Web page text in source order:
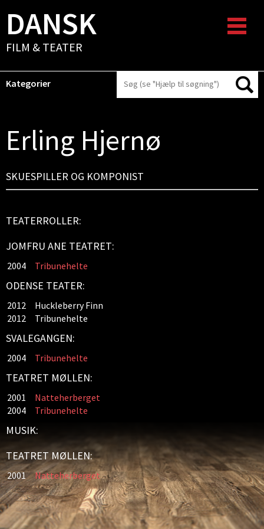
DANSK
FILM & TEATER
Kategorier
Erling Hjernø
SKUESPILLER OG KOMPONIST
TEATERROLLER:
JOMFRU ANE TEATRET:
2004 Tribunehelte
ODENSE TEATER:
2012
Huckleberry Finn
2012
Tribunehelte
SVALEGANGEN:
2004 Tribunehelte
TEATRET MØLLEN:
2001
Natteherberget
2004
Tribunehelte
MUSIK:
TEATRET MØLLEN:
2001 Natteherberget